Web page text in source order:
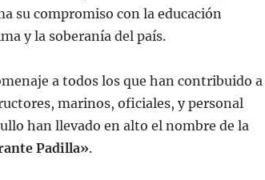
su compromiso con la educación
y la soberanía del país.
a todos los que han contribuido a
marinos, oficiales, y personal
han llevado en alto el nombre de la
Padilla».